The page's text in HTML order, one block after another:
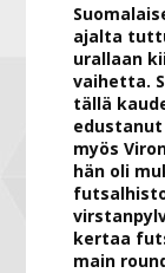
ajalta
urallaan
vaihetta.
tällä
myös
hän oli
kertaa
main